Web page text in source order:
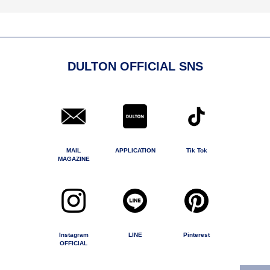
DULTON OFFICIAL SNS
MAIL
MAGAZINE
APPLICATION Tik Tok
Instagram
OFFICIAL
LINE Pinterest